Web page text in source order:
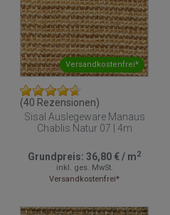
Versandkostenfrei*
(40 Rezensionen)
Sisal Auslegeware Manaus
Chablis Natur 07 | 4m
Grundpreis: 36,80 €/ m2
inkl. ges. MwSt.
Versandkostenfrei*